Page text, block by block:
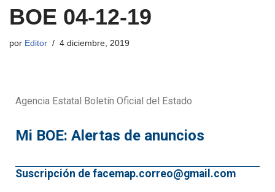
BOE 04-12-19
por Editor 4 diciembre, 2019
Agencia Estatal Boletín Oficial del Estado
Mi BOE: Alertas de anuncios
Suscripción de facemap.correo@gmail.com